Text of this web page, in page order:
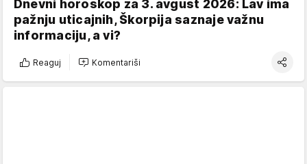
Dnevni horoskop za 3. avgust 2026: Lav ima
pažnju uticajnih, Škorpija saznaje važnu
informaciju, a vi?
Reaguj Komentariši